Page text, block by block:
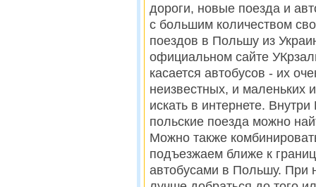
дороги, новые поезда и
с большим количеством
поездов в Польшу из
официальном сайте
касается автобусов - их
неизвестных, и маленьких
искать в интернете.
польские поезда можно
Можно также
подъезжаем ближе к
автобусами в Польшу. При